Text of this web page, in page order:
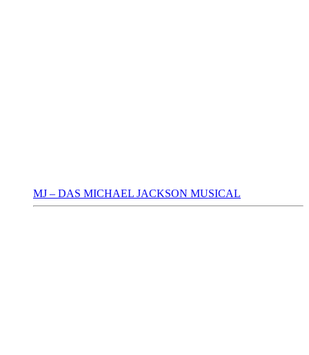
MJ – DAS MICHAEL JACKSON MUSICAL